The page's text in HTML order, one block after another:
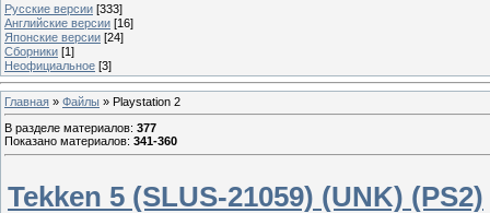
Русские версии [333]
Английские версии [16]
Японские версии [24]
Сборники [1]
Неофициальное [3]
Главная » Файлы » Playstation 2
В разделе материалов: 377
Показано материалов: 341-360
Tekken 5 (SLUS-21059) (UNK) (PS2)